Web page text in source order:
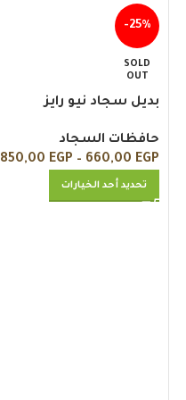
-25%
SOLD
OUT
بديل سجاد نيو رايز
حافظات السجاد
660,00 EGP
–
850,00 EGP
تحديد أحد الخيارات